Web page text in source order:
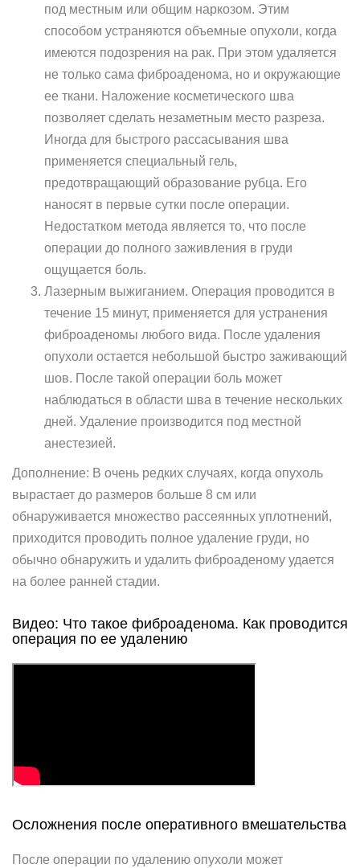
под местным или общим наркозом. Этим
способом устраняются объемные опухоли, когда
имеются подозрения на рак. При этом удаляется
не только сама фиброаденома, но и окружающие
ее ткани. Наложение косметического шва
позволяет сделать незаметным место разреза.
Иногда для быстрого рассасывания шва
применяется специальный гель,
предотвращающий образование рубца. Его
наносят в первые сутки после операции.
Недостатком метода является то, что после
операции до полного заживления в груди
ощущается боль.
Лазерным выжиганием. Операция проводится в
течение 15 минут, применяется для устранения
фиброаденомы любого вида. После удаления
опухоли остается небольшой быстро заживающий
шов. После такой операции боль может
наблюдаться в области шва в течение нескольких
дней. Удаление производится под местной
анестезией.
Дополнение: В очень редких случаях, когда опухоль
вырастает до размеров больше 8 см или
обнаруживается множество рассеянных уплотнений,
приходится проводить полное удаление груди, но
обычно обнаружить и удалить фиброаденому удается
на более ранней стадии.
Видео: Что такое фиброаденома. Как проводится
операция по ее удалению
Осложнения после оперативного вмешательства
После операции по удалению опухоли может